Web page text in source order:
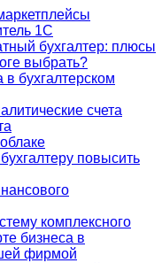
1С
бухгалтер: плюсы
выбрать?
бухгалтерском
счета
повысить
комплексного
бизнеса в
фирмой